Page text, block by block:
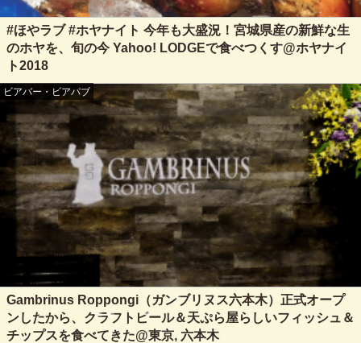
#ほやラブ #ホヤナイト 今年も大盛況！宮城県産の新鮮な生
のホヤを、旬の今 Yahoo! LODGEで食べつくす@ホヤナイ
ト2018
ビアバー・ビアパブ
Gambrinus Roppongi（ガンブリヌス六本木）正式オープ
ンしたから、クラフトビール＆天ぷら屋らしいフィッシュ＆
チップスを食べてきた@東京, 六本木